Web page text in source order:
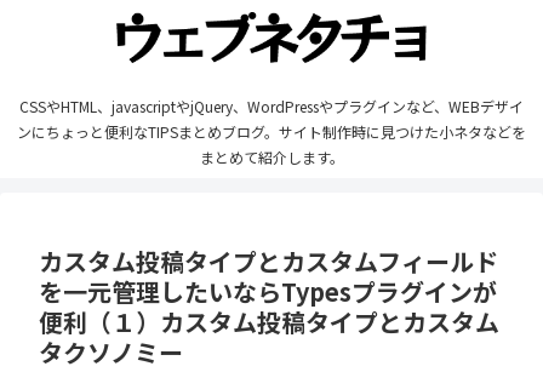
CSSやHTML、javascriptやjQuery、WordPressやプラグインなど、WEBデザイ
ンにちょっと便利なTIPSまとめブログ。サイト制作時に見つけた小ネタなどを
まとめて紹介します。
カスタム投稿タイプとカスタムフィールド
を一元管理したいならTypesプラグインが
便利（１）カスタム投稿タイプとカスタム
タクソノミー